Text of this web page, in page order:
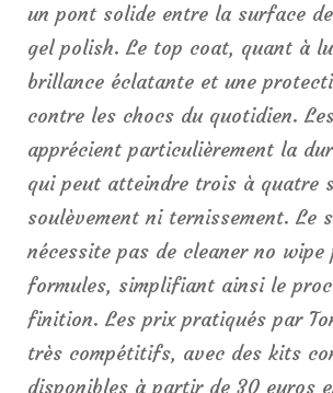
un pont solide entre la surface
gel polish. Le top coat, quant à
brillance éclatante et une
contre les chocs du quotidien.
apprécient particulièrement la
qui peut atteindre trois à quatre
soulèvement ni ternissement. Le
nécessite pas de cleaner no
formules, simplifiant ainsi le
finition. Les prix pratiqués par
très compétitifs, avec des kits
disponibles à partir de 30 euros